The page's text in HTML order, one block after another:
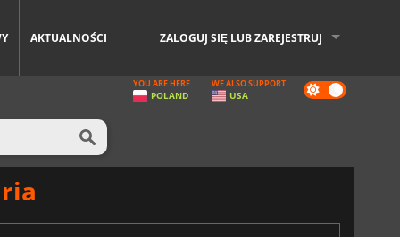
AKTUALNOŚCI ZALOGUJ SIĘ LUB ZAREJESTRUJ
Dark
mode
YOU ARE HERE
POLAND
WE ALSO SUPPORT
USA